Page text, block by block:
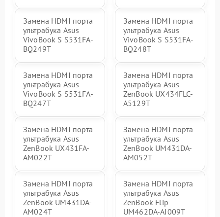
Замена HDMI порта
ультрабука Asus
VivoBook S S531FA-
BQ249T
Замена HDMI порта
ультрабука Asus
VivoBook S S531FA-
BQ248T
Замена HDMI порта
ультрабука Asus
VivoBook S S531FA-
BQ247T
Замена HDMI порта
ультрабука Asus
ZenBook UX434FLC-
A5129T
Замена HDMI порта
ультрабука Asus
ZenBook UX431FA-
AM022T
Замена HDMI порта
ультрабука Asus
ZenBook UM431DA-
AM052T
Замена HDMI порта
ультрабука Asus
ZenBook UM431DA-
AM024T
Замена HDMI порта
ультрабука Asus
ZenBook Flip
UM462DA-AI009T